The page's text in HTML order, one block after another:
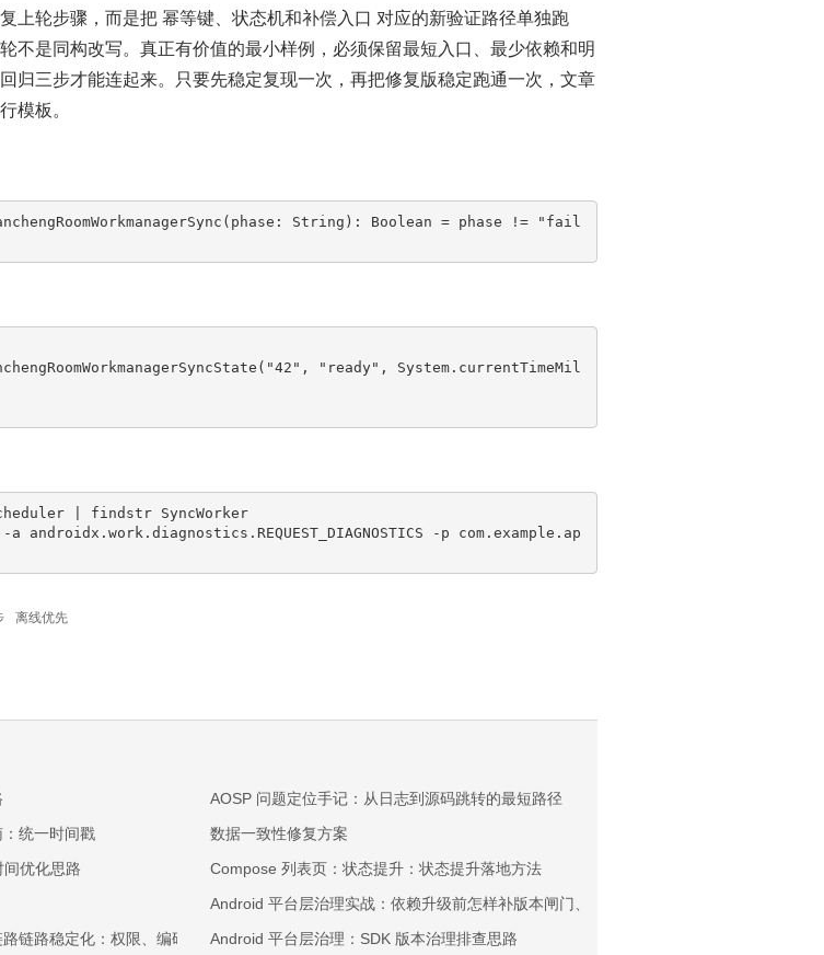
上轮步骤，而是把 幂等键、状态机和补偿入口 对应的新验证路径单独跑
不是同构改写。真正有价值的最小样例，必须保留最短入口、最少依赖和明
归三步才能连起来。只要先稳定复现一次，再把修复版稳定跑通一次，文章
模板。
String): Boolean = phase != "fail
| findstr SyncWorker
androidx.work.diagnostics.REQUEST_DIAGNOSTICS -p com.example.ap
离线优先
统一时间戳
优化思路
链路稳定化：权限、编码与回放三段排查
AOSP 问题定位手记：从日志到源码跳转的最短路径
数据一致性修复方案
Compose 列表页：状态提升：状态提升落地方法
Android 平台层治理实战：依赖升级前怎样补版本闸门、缓存观测和回滚抓手
Android 平台层治理：SDK 版本治理排查思路